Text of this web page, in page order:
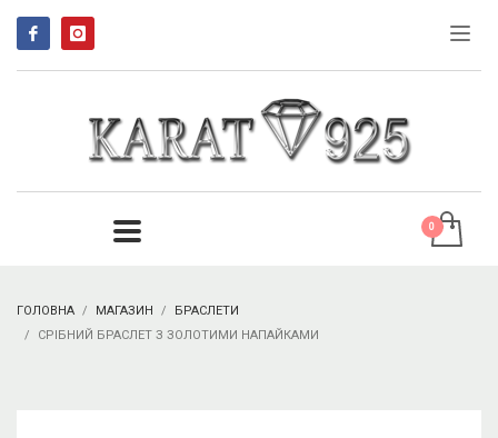
ГОЛОВНА МАГАЗИН
БРАСЛЕТИ
СРІБНИЙ БРАСЛЕТ З ЗОЛОТИМИ НАПАЙКАМИ